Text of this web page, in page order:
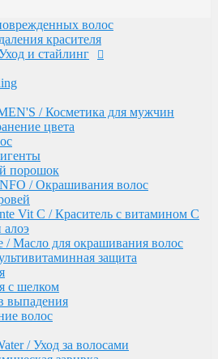
и Восстановления
/ Скрабы и пилинги
продукты Arganoil
Arganoil
Arganoil
BAR Оттеночные Бальзамы
BAR Уход за Волосами
серия
Выпрямления волос
Депиляции
волос
красителя
и стайлинг
/ Косметика для мужчин
цвета
порошок
/ Окрашивания волос
Vit C / Краситель с витамином С
/ Масло для окрашивания волос
защита
с шелком
выпадения
волос
/ Уход за волосами